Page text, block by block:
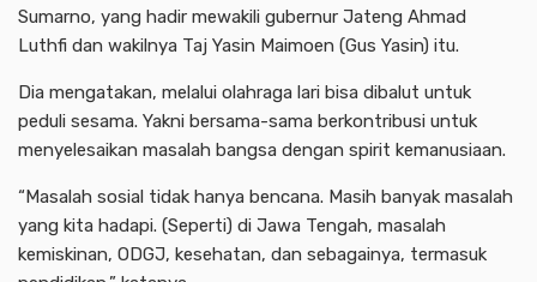
Sumarno, yang hadir mewakili gubernur Jateng Ahmad
Luthfi dan wakilnya Taj Yasin Maimoen (Gus Yasin) itu.
Dia mengatakan, melalui olahraga lari bisa dibalut untuk
peduli sesama. Yakni bersama-sama berkontribusi untuk
menyelesaikan masalah bangsa dengan spirit kemanusiaan.
“Masalah sosial tidak hanya bencana. Masih banyak masalah
yang kita hadapi. (Seperti) di Jawa Tengah, masalah
kemiskinan, ODGJ, kesehatan, dan sebagainya, termasuk